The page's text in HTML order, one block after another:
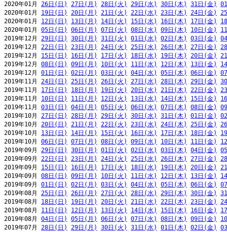
2020年01月 26日(日) 27日(月) 28日(火) 29日(水) 30日(木) 31日(金)
2020年01月 19日(日) 20日(月) 21日(火) 22日(水) 23日(木) 24日(金)
2020年01月 12日(日) 13日(月) 14日(火) 15日(水) 16日(木) 17日(金)
2020年01月 05日(日) 06日(月) 07日(火) 08日(水) 09日(木) 10日(金)
2019年12月 29日(日) 30日(月) 31日(火) 01日(水) 02日(木) 03日(金)
2019年12月 22日(日) 23日(月) 24日(火) 25日(水) 26日(木) 27日(金)
2019年12月 15日(日) 16日(月) 17日(火) 18日(水) 19日(木) 20日(金)
2019年12月 08日(日) 09日(月) 10日(火) 11日(水) 12日(木) 13日(金)
2019年12月 01日(日) 02日(月) 03日(火) 04日(水) 05日(木) 06日(金)
2019年11月 24日(日) 25日(月) 26日(火) 27日(水) 28日(木) 29日(金)
2019年11月 17日(日) 18日(月) 19日(火) 20日(水) 21日(木) 22日(金)
2019年11月 10日(日) 11日(月) 12日(火) 13日(水) 14日(木) 15日(金)
2019年11月 03日(日) 04日(月) 05日(火) 06日(水) 07日(木) 08日(金)
2019年10月 27日(日) 28日(月) 29日(火) 30日(水) 31日(木) 01日(金)
2019年10月 20日(日) 21日(月) 22日(火) 23日(水) 24日(木) 25日(金)
2019年10月 13日(日) 14日(月) 15日(火) 16日(水) 17日(木) 18日(金)
2019年10月 06日(日) 07日(月) 08日(火) 09日(水) 10日(木) 11日(金)
2019年09月 29日(日) 30日(月) 01日(火) 02日(水) 03日(木) 04日(金)
2019年09月 22日(日) 23日(月) 24日(火) 25日(水) 26日(木) 27日(金)
2019年09月 15日(日) 16日(月) 17日(火) 18日(水) 19日(木) 20日(金)
2019年09月 08日(日) 09日(月) 10日(火) 11日(水) 12日(木) 13日(金)
2019年09月 01日(日) 02日(月) 03日(火) 04日(水) 05日(木) 06日(金)
2019年08月 25日(日) 26日(月) 27日(火) 28日(水) 29日(木) 30日(金)
2019年08月 18日(日) 19日(月) 20日(火) 21日(水) 22日(木) 23日(金)
2019年08月 11日(日) 12日(月) 13日(火) 14日(水) 15日(木) 16日(金)
2019年08月 04日(日) 05日(月) 06日(火) 07日(水) 08日(木) 09日(金)
2019年07月 28日(日) 29日(月) 30日(火) 31日(水) 01日(木) 02日(金)